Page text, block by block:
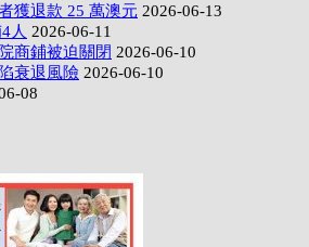
獲退款 25 萬澳元 2026-06-13
人 2026-06-11
商鋪被迫關閉 2026-06-10
衰退風險 2026-06-10
08